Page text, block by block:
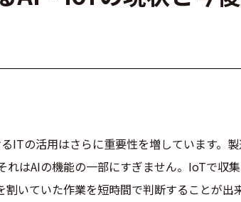
ITの活用はさらに重要性を増しています。
はAIの機能の一部にすぎません。IoTで収
いていた作業を短時間で判断することが出